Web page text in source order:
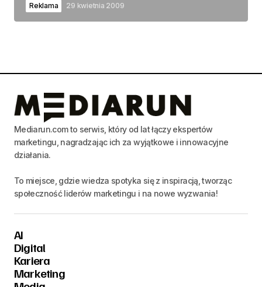
Reklama 29 kwietnia 2009
Mediarun.com to serwis, który od lat łączy ekspertów
marketingu, nagradzając ich za wyjątkowe i innowacyjne
działania.
To miejsce, gdzie wiedza spotyka się z inspiracją, tworząc
społeczność liderów marketingu i na nowe wyzwania!
AI
Digital
Kariera
Marketing